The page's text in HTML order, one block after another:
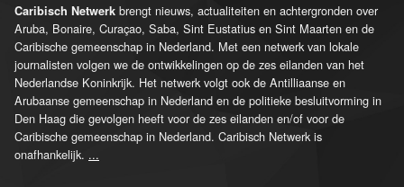
Caribisch Netwerk brengt nieuws, actualiteiten en achtergronden over
Aruba, Bonaire, Curaçao, Saba, Sint Eustatius en Sint Maarten en de
Caribische gemeenschap in Nederland. Met een netwerk van lokale
journalisten volgen we de ontwikkelingen op de zes eilanden van het
Nederlandse Koninkrijk. Het netwerk volgt ook de Antilliaanse en
Arubaanse gemeenschap in Nederland en de politieke besluitvorming in
Den Haag die gevolgen heeft voor de zes eilanden en/of voor de
Caribische gemeenschap in Nederland. Caribisch Netwerk is
onafhankelijk. ...